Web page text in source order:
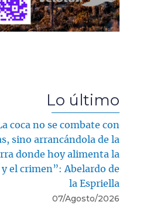
Lo último
coca no se combate con
sino arrancándola de la
donde hoy alimenta la
el crimen”: Abelardo de
la Espriella
07/Agosto/2026